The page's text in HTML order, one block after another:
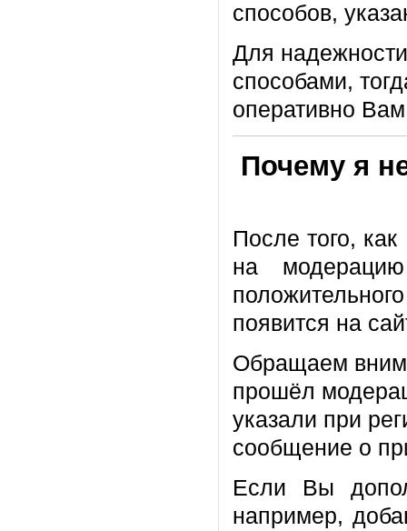
способов,
Для
способами,
оперативно
Почему я
После того,
на
появится на
Обращаем
прошёл
указали при
сообщение о
Если Вы
например,